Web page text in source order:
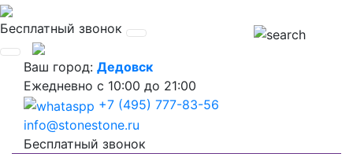
Бесплатный звонок
Ваш город: Дедовск
Ежедневно с 10:00 до 21:00
+7 (495) 777-83-56
info@stonestone.ru
Бесплатный звонок